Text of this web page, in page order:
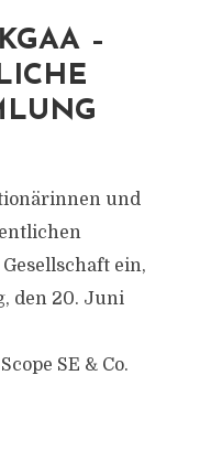
–
H
und
ein,
den 20. Juni
SE & Co.